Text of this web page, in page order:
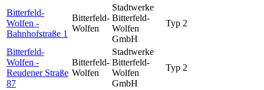
Bitterfeld-
Wolfen -
Bahnhofstraße 1
Bitterfeld-
Wolfen
Stadtwerke
Bitterfeld-
Wolfen
GmbH
Typ 2
Bitterfeld-
Wolfen -
Reudener Straße
87
Bitterfeld-
Wolfen
Stadtwerke
Bitterfeld-
Wolfen
GmbH
Typ 2